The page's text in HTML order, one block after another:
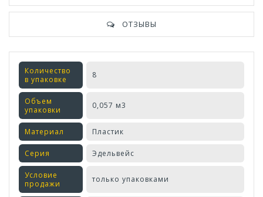
ОТЗЫВЫ
Количество
в упаковке
8
Объем
упаковки
0,057 м3
Материал Пластик
Серия Эдельвейс
Условие
продажи
только упаковками